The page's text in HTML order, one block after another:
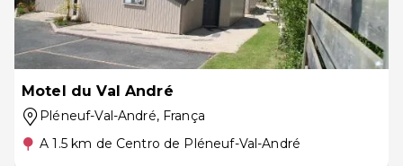
Motel du Val André
Pléneuf-Val-André, França
A 1.5 km de Centro de Pléneuf-Val-André